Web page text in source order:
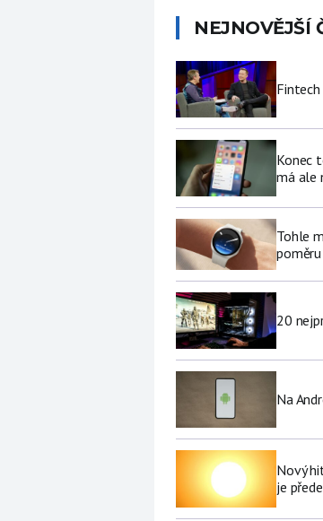
NEJNOVĚJŠÍ
Konec
má ale
Tohle
20
Na
Nový
je